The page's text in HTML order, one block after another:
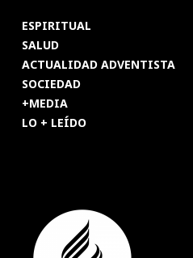
ESPIRITUAL
SALUD
ACTUALIDAD ADVENTISTA
SOCIEDAD
+MEDIA
LO + LEÍDO